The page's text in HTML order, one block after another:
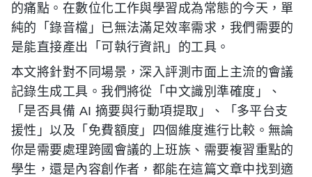
的痛點。在數位化工作與學習成為常態的今天，單
純的「錄音檔」已無法滿足效率需求，我們需要的
是能直接產出「可執行資訊」的工具。
本文將針對不同場景，深入評測市面上主流的會議
記錄生成工具。我們將從「中文識別準確度」、
「是否具備 AI 摘要與行動項提取」、「多平台支
援性」以及「免費額度」四個維度進行比較。無論
你是需要處理跨國會議的上班族、需要複習重點的
學生，還是內容創作者，都能在這篇文章中找到適